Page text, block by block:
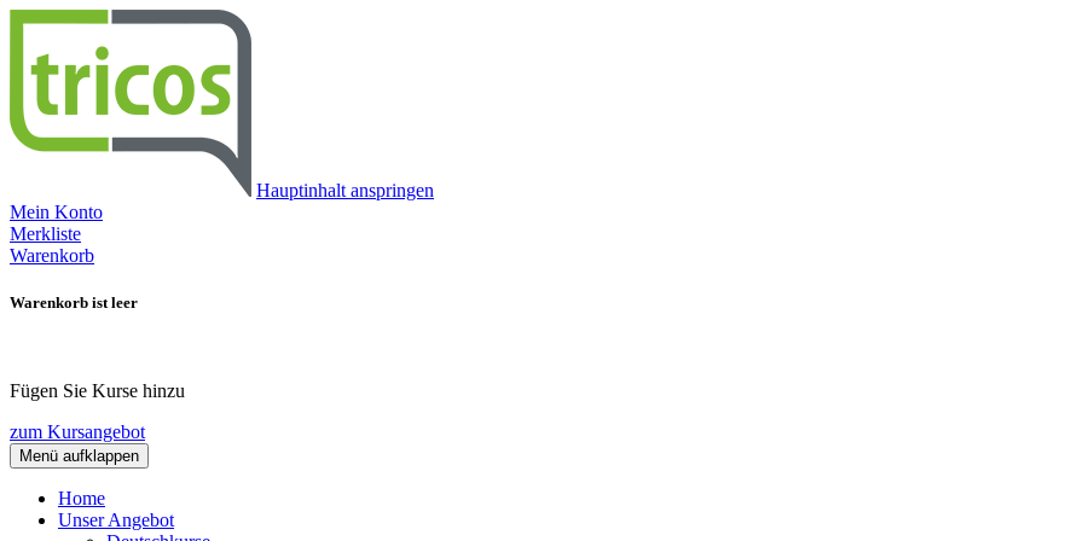
Hauptinhalt anspringen
Mein Konto
Merkliste
Warenkorb
Warenkorb ist leer
Fügen Sie Kurse hinzu
zum Kursangebot
Menü aufklappen
Home
Unser Angebot